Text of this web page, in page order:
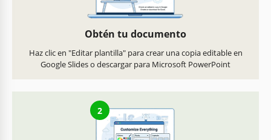
Obtén tu documento
Haz clic en "Editar plantilla" para crear una copia editable en
Google Slides o descargar para Microsoft PowerPoint
2